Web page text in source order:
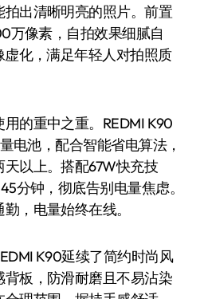
出清晰明亮的照片。前置
万像素，自拍效果细腻自
化，满足年轻人对拍照质
的重中之重。REDMI K90
电池，配合智能省电算法，
以上。搭配67W快充技
分钟，彻底告别电量焦虑。
，电量始终在线。
K90延续了简约时尚风
板，防滑耐磨且不易沾染